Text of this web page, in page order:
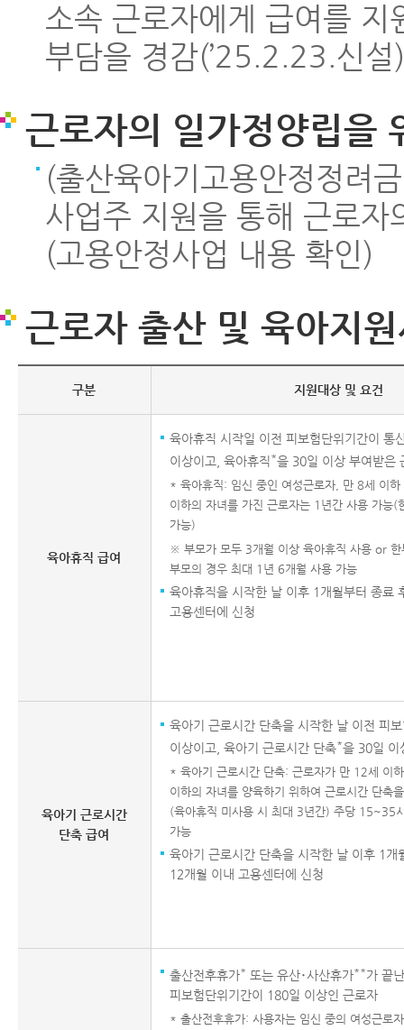
소속 근로자에게 급여를
부담을 경감(’25.2.23.신설)
근로자의 일가정양립을
(출산육아기고용안정정려
사업주 지원을 통해 근로
(고용안정사업 내용 확인)
근로자 출산 및 육아지
구분 지원대상 및 요건
육아휴직 급여
육아휴직 시작일 이전 피보험단위기간이 통
이상이고, 육아휴직*을 30일 이상 부여받은
* 육아휴직: 임신 중인 여성근로자, 만 8세 이
이하의 자녀를 가진 근로자는 1년간 사용 가능(
가능)
※ 부모가 모두 3개월 이상 육아휴직 사용 or
부모의 경우 최대 1년 6개월 사용 가능
육아휴직을 시작한 날 이후 1개월부터 종료
고용센터에 신청
육아기 근로시간
단축 급여
육아기 근로시간 단축을 시작한 날 이전 피
이상이고, 육아기 근로시간 단축*을 30일 이
* 육아기 근로시간 단축: 근로자가 만 12세 이
이하의 자녀를 양육하기 위하여 근로시간 단축
(육아휴직 미사용 시 최대 3년간) 주당 15~35
가능
육아기 근로시간 단축을 시작한 날 이후 1개
12개월 이내 고용센터에 신청
출산전후휴가* 또는 유산･사산휴가**가 끝
피보험단위기간이 180일 이상인 근로자
* 출산전후휴가: 사용자는 임신 중의 여성근로